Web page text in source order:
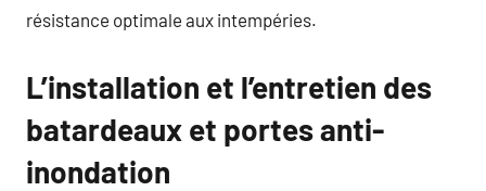
résistance optimale aux intempéries.
L’installation et l’entretien des
batardeaux et portes anti-
inondation